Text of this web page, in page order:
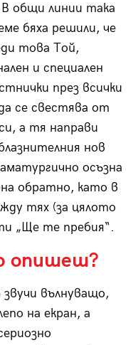
общи линии така
бяха решили, че
това Той,
и специален
през всички
се свестява от
а тя направи
нов
осъзна
обратно, като в
тях (за цялото
„Ще те пребия“.
опишеш?
вълнуващо,
на екран, а